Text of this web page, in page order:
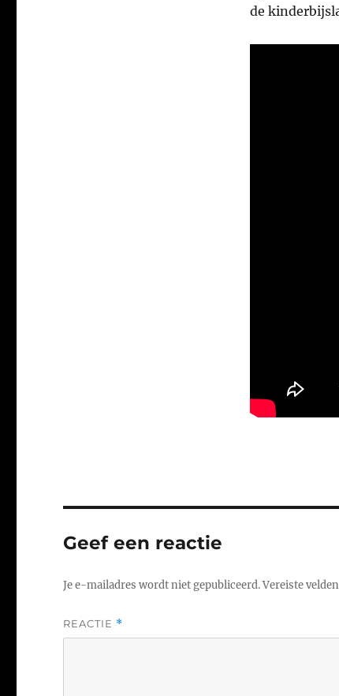
de
Geef een reactie
Je e-mailadres wordt niet gepubliceerd.Vereiste
REACTIE *